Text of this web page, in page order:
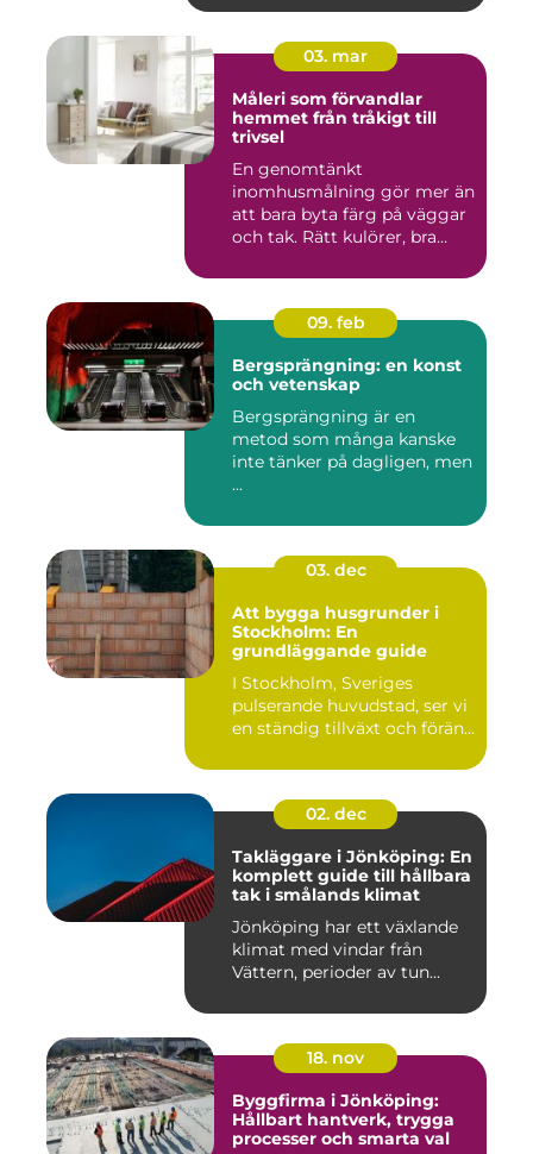
03. mar
Måleri som förvandlar
hemmet från tråkigt till
trivsel
En genomtänkt
inomhusmålning gör mer än
att bara byta färg på väggar
och tak. Rätt kulörer, bra
09. feb
Bergsprängning: en konst
och vetenskap
Bergsprängning är en
metod som många kanske
inte tänker på dagligen, men
...
03. dec
Att bygga husgrunder i
Stockholm: En
grundläggande guide
I Stockholm, Sveriges
pulserande huvudstad, ser vi
en ständig tillväxt och förän...
02. dec
Takläggare i Jönköping: En
komplett guide till hållbara
tak i smålands klimat
Jönköping har ett växlande
klimat med vindar från
Vättern, perioder av tun...
18. nov
Byggfirma i Jönköping:
Hållbart hantverk, trygga
processer och smarta val